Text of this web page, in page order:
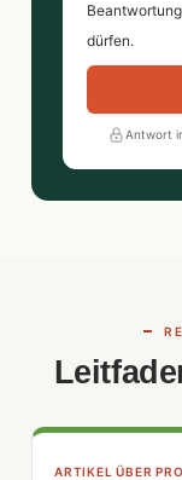
dürfen.
Antwort
ARTIKEL ÜBER